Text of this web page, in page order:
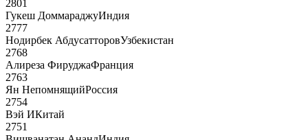
2801
Гукеш ДоммараджуИндия
2777
Нодирбек АбдусатторовУзбекистан
2768
Алиреза ФируджаФранция
2763
Ян НепомнящийРоссия
2754
Вэй ИКитай
2751